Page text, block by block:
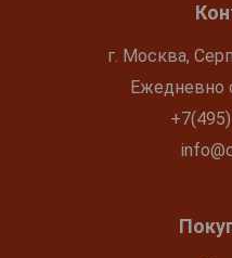
г. Москва,
Ежедневно